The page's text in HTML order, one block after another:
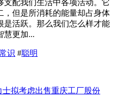
配我们生活中各项活动。它
，但是所消耗的能量却占身体
是活跃。那么我们怎么样才能
慧更加...
识 #聪明